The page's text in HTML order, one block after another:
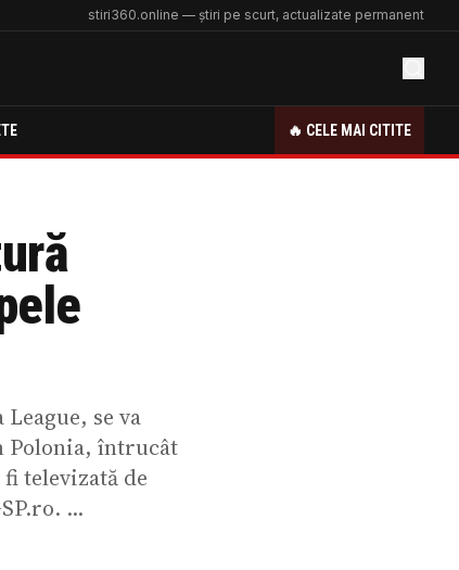
stiri360.online — știri pe scurt, actualizate permanent
🔥 CELE MAI CITITE
se va
Polonia, întrucât
televizată de
...